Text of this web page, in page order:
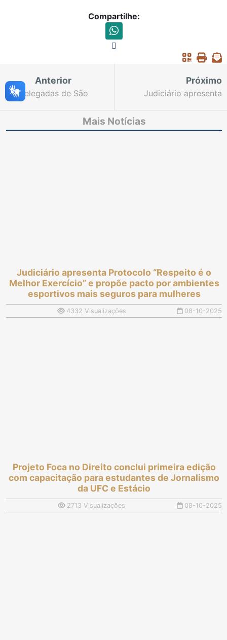
Compartilhe:
Anterior
Delegadas de São
Paz no Lar e destacam
atuação do TJCE no
Próximo
Judiciário apresenta
propõe pacto por
Mais Notícias
Judiciário apresenta Protocolo “Respeito é o
Melhor Exercício” e propõe pacto por ambientes
esportivos mais seguros para mulheres
4332 Visualizações 08-10-2025
Projeto Foca no Direito conclui primeira edição
com capacitação para estudantes de Jornalismo
da UFC e Estácio
2713 Visualizações 08-10-2025